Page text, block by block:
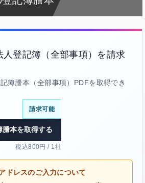
人登記簿（全部事項）を請求
簿謄本（全部事項）PDFを取得でき
請求可能
謄本を取得する
税込800円 / 1社
ドレスのご入力について